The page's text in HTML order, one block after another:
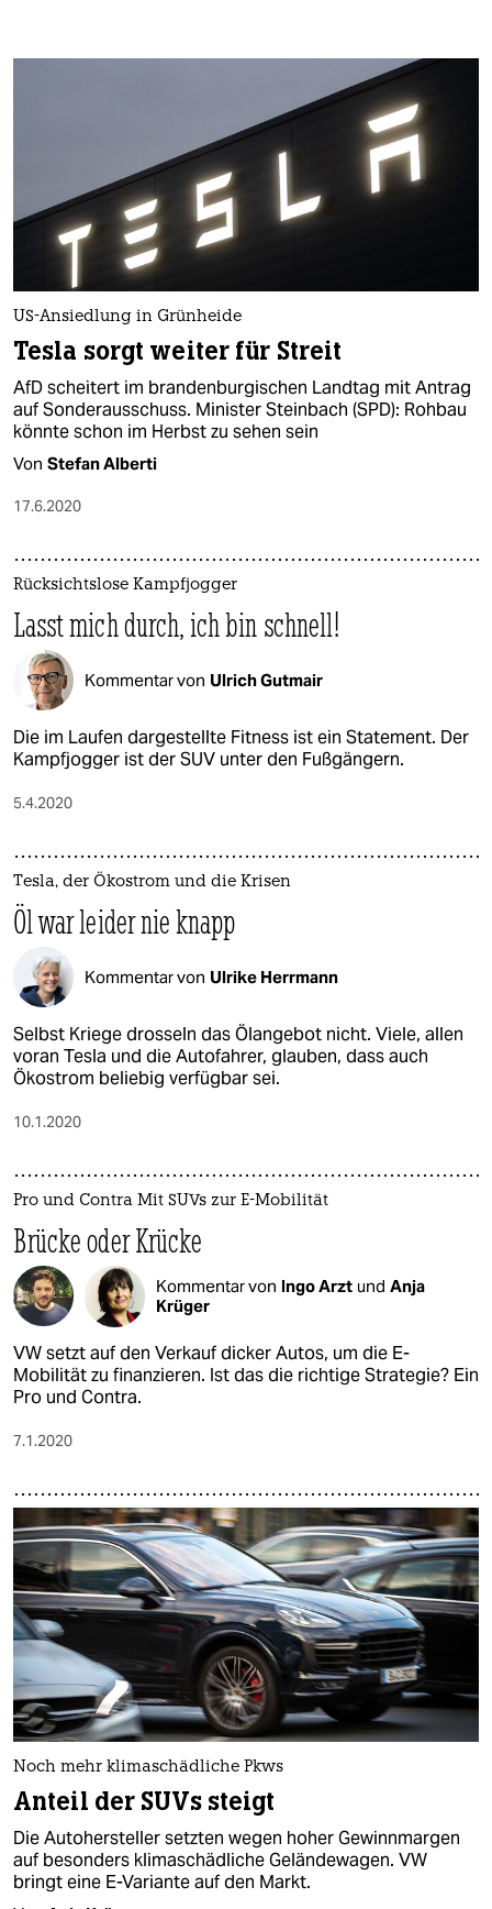
US-Ansiedlung in Grünheide
Tesla sorgt weiter für Streit
AfD scheitert im brandenburgischen Landtag mit Antrag
auf Sonderausschuss. Minister Steinbach (SPD): Rohbau
könnte schon im Herbst zu sehen sein
Von Stefan Alberti
17.6.2020
Rücksichtslose Kampfjogger
Lasst mich durch, ich bin schnell!
Kommentar von Ulrich Gutmair
Die im Laufen dargestellte Fitness ist ein Statement. Der
Kampfjogger ist der SUV unter den Fußgängern.
5.4.2020
Tesla, der Ökostrom und die Krisen
Öl war leider nie knapp
Kommentar von Ulrike Herrmann
Selbst Kriege drosseln das Ölangebot nicht. Viele, allen
voran Tesla und die Autofahrer, glauben, dass auch
Ökostrom beliebig verfügbar sei.
10.1.2020
Pro und Contra Mit SUVs zur E-Mobilität
Brücke oder Krücke
Kommentar von Ingo Arzt und Anja
Krüger
VW setzt auf den Verkauf dicker Autos, um die E-
Mobilität zu finanzieren. Ist das die richtige Strategie? Ein
Pro und Contra.
7.1.2020
Noch mehr klimaschädliche Pkws
Anteil der SUVs steigt
Die Autohersteller setzten wegen hoher Gewinnmargen
auf besonders klimaschädliche Geländewagen. VW
bringt eine E-Variante auf den Markt.